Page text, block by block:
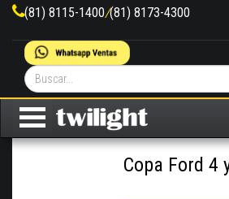
(81) 8115-1400/(81) 8173-4300
Copa Ford 4